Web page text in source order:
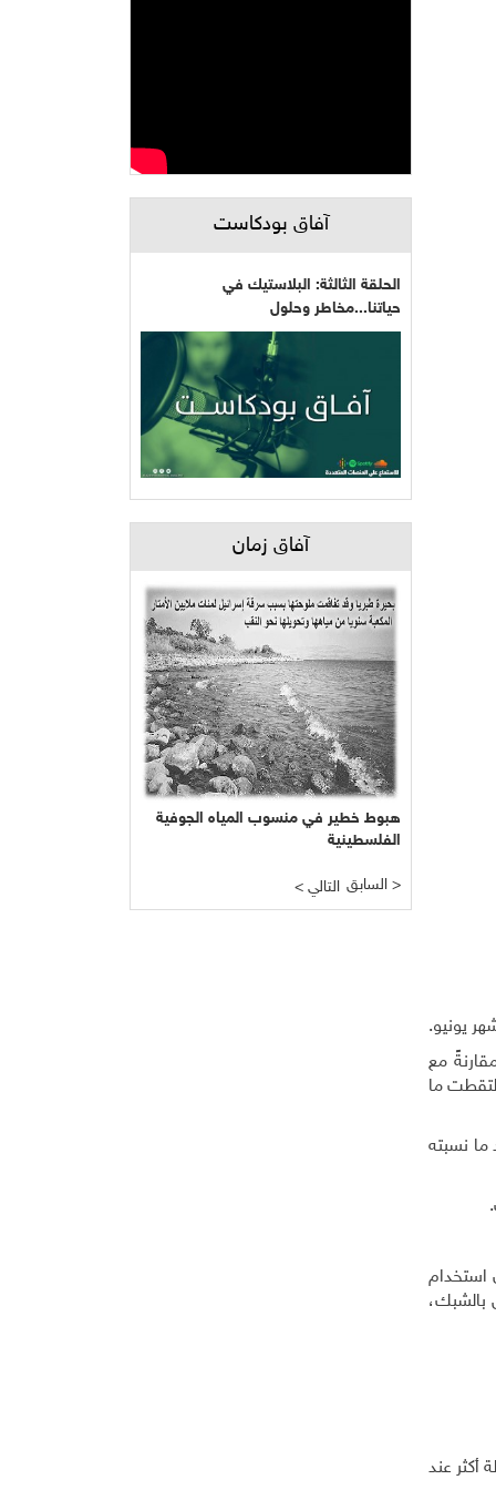
يونيو.
فاللون الأسود يجذب أكبر عدد من الحشرات (188 حشرة) مقارنةً مع
التقطت ما
نسبته
استخدام
بالشبك،
أكثر عند
آفاق بودكاست
الحلقة الثالثة: البلاستيك في
حياتنا...مخاطر وحلول
آفاق زمان
هبوط خطير في منسوب المياه الجوفية
الفلسطينية
< التالي السابق >